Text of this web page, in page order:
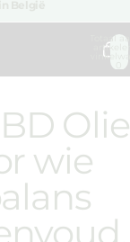
Totaal
Olie
wie